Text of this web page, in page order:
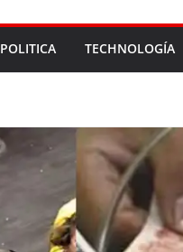
POLITICA TECHNOLOGÍA